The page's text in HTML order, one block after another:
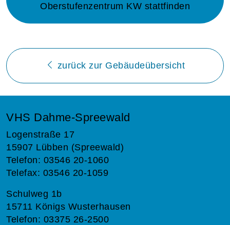
Oberstufenzentrum KW stattfinden
zurück zur Gebäudeübersicht
VHS Dahme-Spreewald
Logenstraße 17
15907 Lübben (Spreewald)
Telefon: 03546 20-1060
Telefax: 03546 20-1059
Schulweg 1b
15711 Königs Wusterhausen
Telefon: 03375 26-2500